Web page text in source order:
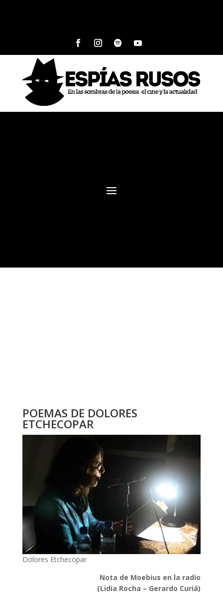
POEMAS DE DOLORES
ETCHECOPAR
Dolores Etchecopar
Nota de Moebius en la radio
(Lidia Rocha – Gerardo Curiá)